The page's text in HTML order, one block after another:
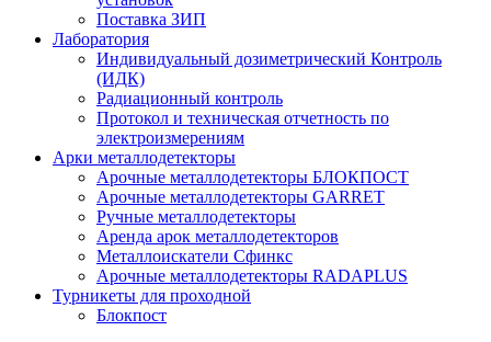
Поставка ЗИП
Лаборатория
Индивидуальный дозиметрический Контроль
(ИДК)
Радиационный контроль
Протокол и техническая отчетность по
электроизмерениям
Арки металлодетекторы
Арочные металлодетекторы БЛОКПОСТ
Арочные металлодетекторы GARRET
Ручные металлодетекторы
Аренда арок металлодетекторов
Металлоискатели Сфинкс
Арочные металлодетекторы RADAPLUS
Турникеты для проходной
Блокпост